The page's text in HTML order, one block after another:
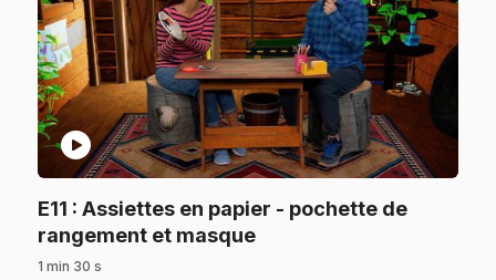
play_circle
E11 : Assiettes en papier - pochette de
rangement et masque.
1 min 30 s